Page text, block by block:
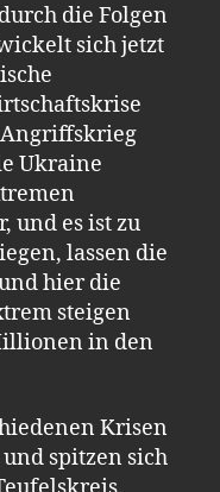
die Folgen
sich jetzt
Ukraine
und es ist zu
lassen die
hier die
steigen
in den
Krisen
spitzen sich